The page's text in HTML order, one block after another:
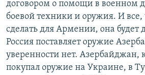
договором о помощи в военном
боевой техники и оружия. И все,
сделать для Армении, она будет
Россия поставляет оружие
уверенности нет. Азербайджан,
покупал оружие на Украине, в